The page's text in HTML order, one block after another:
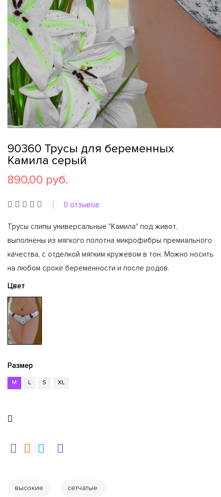
90360 Трусы для беременных
Камила серый
890,00 руб.
0 отзывов
Трусы слипы универсальные "Камила" под живот,
выполнены из мягкого полотна микрофибры премиального
качества, с отделкой мягким кружевом в тон. Можно носить
на любом сроке беременности и после родов.
Цвет
Размер
M L S XL
высокие сетчатые